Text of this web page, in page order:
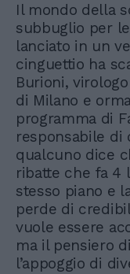
Il mondo della
subbuglio per
lanciato in un
cinguettio ha
Burioni,
di Milano e
programma di
responsabile di
qualcuno dice
ribatte che fa 4
stesso piano e
perde di
vuole essere
ma il pensiero
l’appoggio di